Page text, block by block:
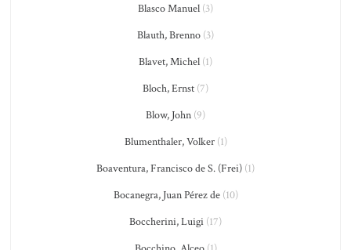
Blasco Manuel (3)
Blauth, Brenno (3)
Blavet, Michel (1)
Bloch, Ernst (7)
Blow, John (9)
Blumenthaler, Volker(1)
Boaventura, Francisco de S. (Frei) (1)
Bocanegra, Juan Pérez de(10)
Boccherini, Luigi (17)